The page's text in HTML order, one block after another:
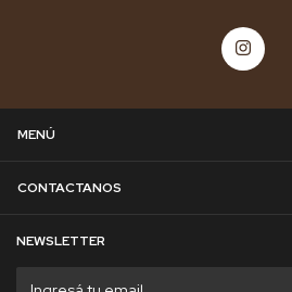
MENÚ
CONTACTANOS
NEWSLETTER